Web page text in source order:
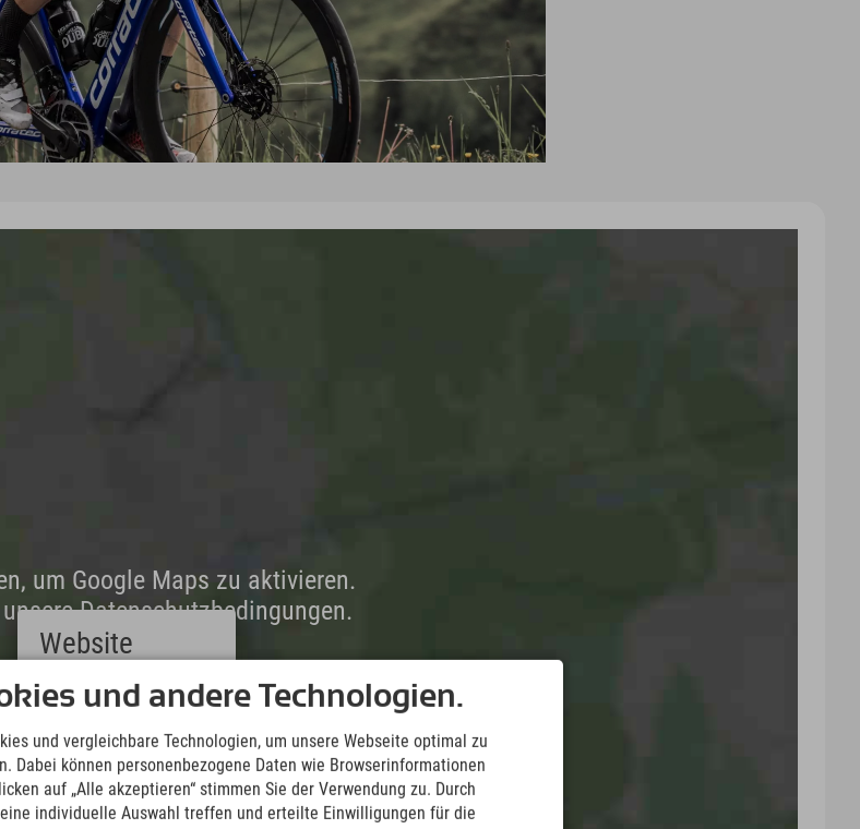
um Google Maps zu aktivieren.
Datenschutzbedingungen.
und andere Technologien.
und vergleichbare Technologien, um unsere Webseite optimal zu
Dabei können personenbezogene Daten wie Browserinformationen
auf „Alle akzeptieren“ stimmen Sie der Verwendung zu. Durch
eine individuelle Auswahl treffen und erteilte Einwilligungen für die
Website
Deutsch
(German)
English
(English)
Italiano
(Italian)
Čeština